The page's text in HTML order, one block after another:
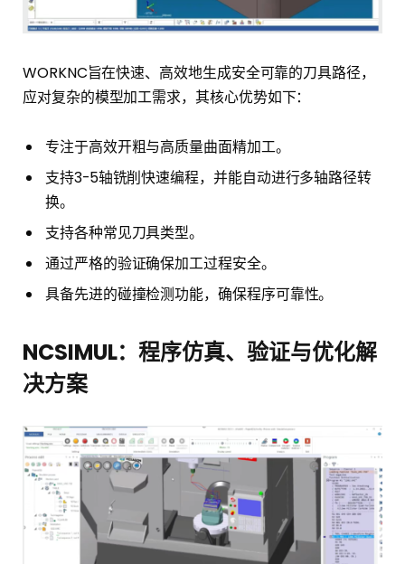
WORKNC旨在快速、高效地生成安全可靠的刀具路径，
应对复杂的模型加工需求，其核心优势如下：
专注于高效开粗与高质量曲面精加工。
支持3-5轴铣削快速编程，并能自动进行多轴路径转
换。
支持各种常见刀具类型。
通过严格的验证确保加工过程安全。
具备先进的碰撞检测功能，确保程序可靠性。
NCSIMUL：程序仿真、验证与优化解
决方案